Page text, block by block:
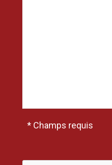
* Champs requis